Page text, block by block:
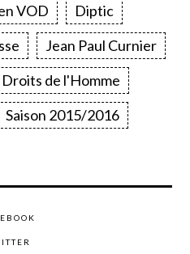
VOD
Diptic
Jean Paul Curnier
de l'Homme
Saison 2015/2016